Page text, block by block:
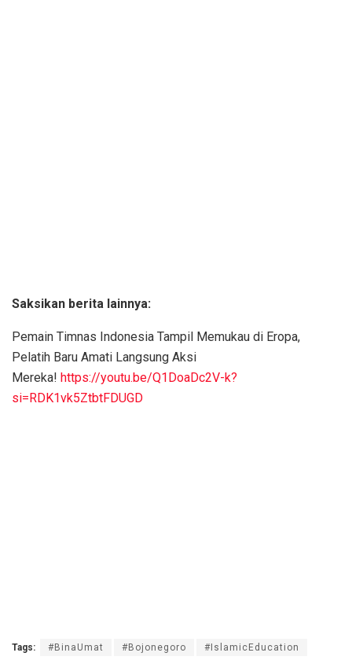
Saksikan berita lainnya:
Pemain Timnas Indonesia Tampil Memukau di Eropa,
Pelatih Baru Amati Langsung Aksi
Mereka! https://youtu.be/Q1DoaDc2V-k?
si=RDK1vk5ZtbtFDUGD
Tags: #BinaUmat #Bojonegoro #IslamicEducation